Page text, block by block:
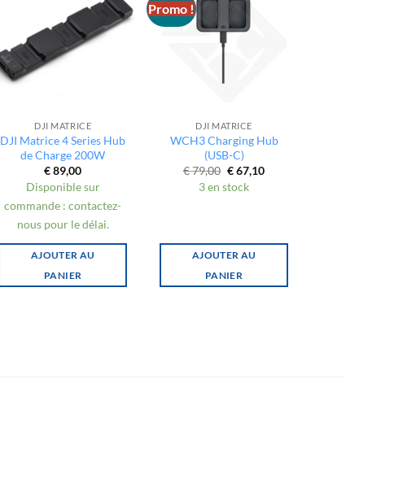
DJI MATRICE
DJI Matrice 4 Series Hub
de Charge 200W
€89,00
Disponible sur
commande : contactez-
nous pour le délai.
AJOUTER AU
PANIER
Promo !
DJI MATRICE
WCH3 Charging Hub
(USB-C)
€79,00 Le
prix
initial
€67,10Le
3 en stock
AJOUTER AU
PANIER